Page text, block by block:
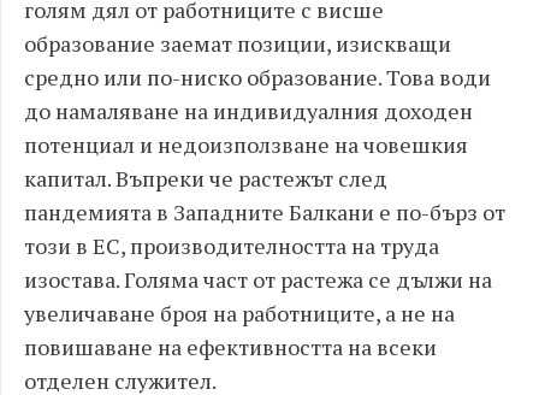
голям дял от работниците с висше
образование заемат позиции, изискващи
средно или по-ниско образование. Това води
до намаляване на индивидуалния доходен
потенциал и недоизползване на човешкия
капитал. Въпреки че растежът след
пандемията в Западните Балкани е по-бърз от
този в ЕС, производителността на труда
изостава. Голяма част от растежа се дължи на
увеличаване броя на работниците, а не на
повишаване на ефективността на всеки
отделен служител.